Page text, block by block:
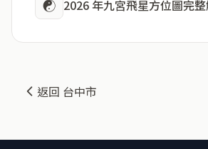
☯ 2026 年九宮飛星方位圖完
返回 台中市